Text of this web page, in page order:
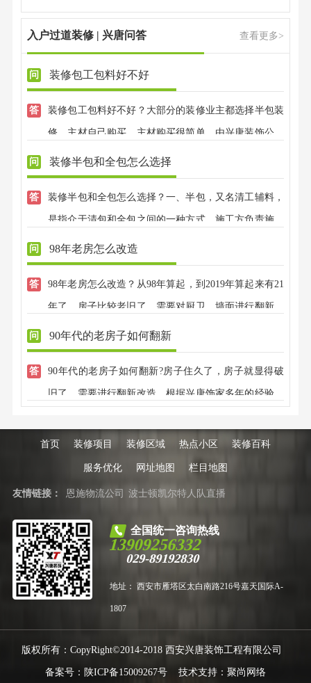
入户过道装修 | 兴唐问答 查看更多>
装修包工包料好不好
装修包工包料好不好？大部分的装修业主都选择半包装
修，主材自己购买，主材购买很简单，由兴唐装饰公司
设计师全程指导。
装修半包和全包怎么选择
装修半包和全包怎么选择？一、半包，又名清工辅料，
是指介于清包和全包之间的一种方式，施工方负责施工
和辅料的采购，价值较高的主料自己采购可以控制费用
的大头，种类繁杂价值较低的辅料业主不容易搞得清，
由施工方采购比较省心点；二、全包：全包和半包相
比，装修公司将会负责购买更多的材料，甚至可以说包
括全部的主材（当然你有自己想买的，也可以和装修公
司协商自己购买）。
98年老房怎么改造
98年老房怎么改造？从98年算起，到2019年算起来有21
年了，房子比较老旧了，需要对厨卫，墙面进行翻新，
还需要对原先的水电进行改造，房子的布局需要重新设
计，当然，需要重新翻新改造，需要根据业主的意愿，
有局部改造的，有全部重新设计装修的，我公司有专业
的设计师，免费上门沟通和设计。
90年代的老房子如何翻新
90年代的老房子如何翻新?房子住久了，房子就显得破
旧了，需要进行翻新改造，根据兴唐饰家多年的经验，
子翻新有非常丰富的经验，来自江苏扬州的工人，为您
首页 装修项目 装修区域 热点小区 装修百科
服务优化 网址地图 栏目地图
友情链接： 恩施物流公司 波士顿凯尔特人队直播
全国统一咨询热线
13909256332
029-89192830
地址： 西安市雁塔区太白南路216号嘉天国际A-
1807
版权所有：CopyRight©2014-2018 西安兴唐装饰工程有限公司
备案号： 陕ICP备15009267号 技术支持： 聚尚网络